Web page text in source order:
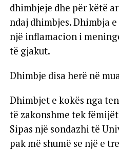
dhimbjeje dhe për këtë
ndaj dhimbjes. Dhimbja
një inflamacion i
të gjakut.
Dhimbje disa herë në
Dhimbjet e kokës nga
të zakonshme tek
Sipas një sondazhi të
pak më shumë se një e